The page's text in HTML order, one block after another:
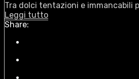
Tra dolci tentazioni e immancabili
Leggi tutto
Share: